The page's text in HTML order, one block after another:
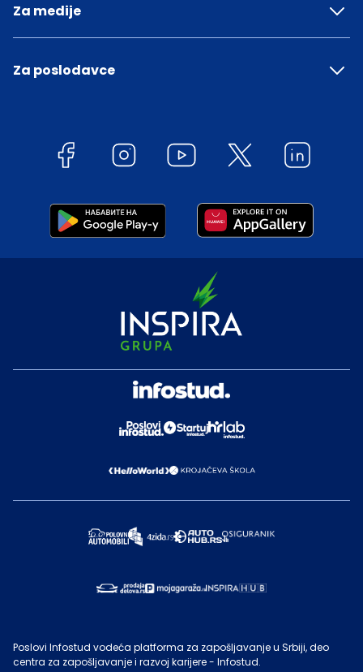
Za medije
Za poslodavce
Poslovi Infostud vodeća platforma za zapošljavanje u Srbiji, deo
centra za zapošljavanje i razvoj karijere - Infostud.